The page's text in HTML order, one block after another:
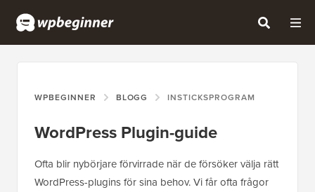
WPBEGINNER BLOGG INSTICKSPROGRAM
WordPress Plugin-guide
Ofta blir nybörjare förvirrade när de försöker välja rätt
WordPress-plugins för sina behov. Vi får ofta frågor